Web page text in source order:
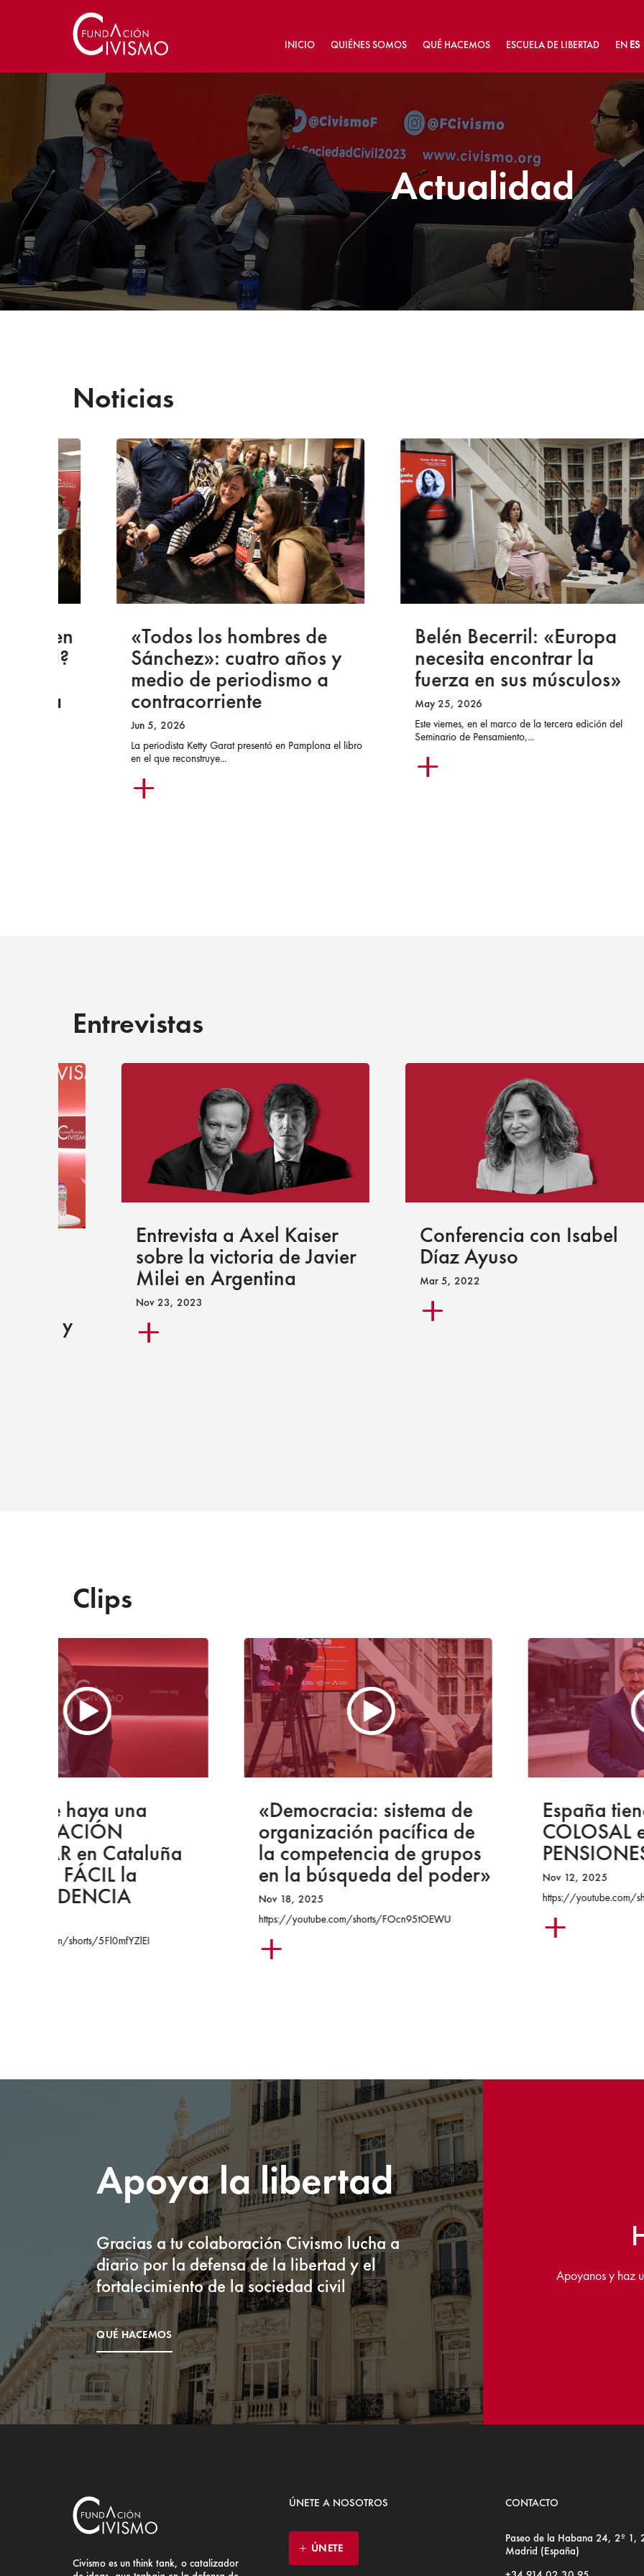
INICIO QUIÉNES SOMOS QUÉ HACEMOS ESCUELA DE LIBERTAD EN ES
Actualidad
Noticias
«Todos los hombres de
Sánchez»: cuatro años y
medio de periodismo a
contracorriente
Jun 5, 2026
La periodista Ketty Garat presentó en Pamplona el libro
en el que reconstruye...
Belén Becerril: «Europa
necesita encontrar la
fuerza en sus músculos»
May 25, 2026
Este viernes, en el marco de la tercera edición del
Seminario de Pensamiento,...
Entrevistas
Entrevista a Axel Kaiser
sobre la victoria de Javier
Milei en Argentina
Nov 23, 2023
Conferencia con Isabel
Díaz Ayuso
Mar 5, 2022
Clips
«Democracia: sistema de
organización pacífica de
la competencia de grupos
en la búsqueda del poder»
Nov 18, 2025
https://youtube.com/shorts/FOcn95tOEWU
España tiene un AGUJERO
COLOSAL en el sistema de
PENSIONES
Nov 12, 2025
https://youtube.com/shorts/1OcBxRAgfSU
Apoya la libertad
Gracias a tu colaboración Civismo lucha a
diario por la defensa de la libertad y el
fortalecimiento de la sociedad civil
QUÉ HACEMOS
Apoyanos y haz
Civismo es un think tank, o catalizador
ÚNETE A NOSOTROS
ÚNETE
CONTACTO
Paseo de la Habana 24, 2º 1,
Madrid (España)